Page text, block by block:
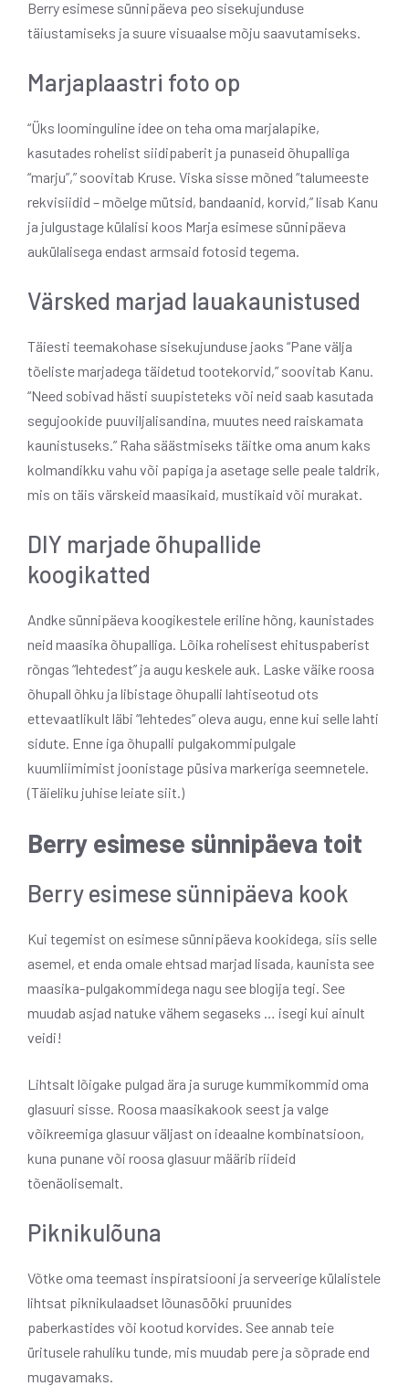
Berry esimese sünnipäeva peo sisekujunduse
täiustamiseks ja suure visuaalse mõju saavutamiseks.
Marjaplaastri foto op
“Üks loominguline idee on teha oma marjalapike,
kasutades rohelist siidipaberit ja punaseid õhupalliga
“marju”,” soovitab Kruse. Viska sisse mõned “talumeeste
rekvisiidid – mõelge mütsid, bandaanid, korvid,” lisab Kanu
ja julgustage külalisi koos Marja esimese sünnipäeva
aukülalisega endast armsaid fotosid tegema.
Värsked marjad lauakaunistused
Täiesti teemakohase sisekujunduse jaoks “Pane välja
tõeliste marjadega täidetud tootekorvid,” soovitab Kanu.
“Need sobivad hästi suupisteteks või neid saab kasutada
segujookide puuviljalisandina, muutes need raiskamata
kaunistuseks.” Raha säästmiseks täitke oma anum kaks
kolmandikku vahu või papiga ja asetage selle peale taldrik,
mis on täis värskeid maasikaid, mustikaid või murakat.
DIY marjade õhupallide
koogikatted
Andke sünnipäeva koogikestele eriline hõng, kaunistades
neid maasika õhupalliga. Lõika rohelisest ehituspaberist
rõngas “lehtedest” ja augu keskele auk. Laske väike roosa
õhupall õhku ja libistage õhupalli lahtiseotud ots
ettevaatlikult läbi “lehtedes” oleva augu, enne kui selle lahti
sidute. Enne iga õhupalli pulgakommipulgale
kuumliimimist joonistage püsiva markeriga seemnetele.
(Täieliku juhise leiate siit.)
Berry esimese sünnipäeva toit
Berry esimese sünnipäeva kook
Kui tegemist on esimese sünnipäeva kookidega, siis selle
asemel, et enda omale ehtsad marjad lisada, kaunista see
maasika-pulgakommidega nagu see blogija tegi. See
muudab asjad natuke vähem segaseks … isegi kui ainult
veidi!
Lihtsalt lõigake pulgad ära ja suruge kummikommid oma
glasuuri sisse. Roosa maasikakook seest ja valge
võikreemiga glasuur väljast on ideaalne kombinatsioon,
kuna punane või roosa glasuur määrib riideid
tõenäolisemalt.
Piknikulõuna
Võtke oma teemast inspiratsiooni ja serveerige külalistele
lihtsat piknikulaadset lõunasööki pruunides
paberkastides või kootud korvides. See annab teie
üritusele rahuliku tunde, mis muudab pere ja sõprade end
mugavamaks.